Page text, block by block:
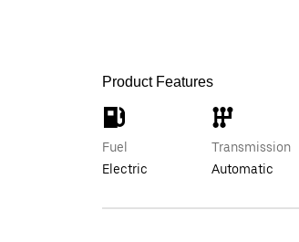
Product Features
Fuel
Electric
Transmission
Automatic